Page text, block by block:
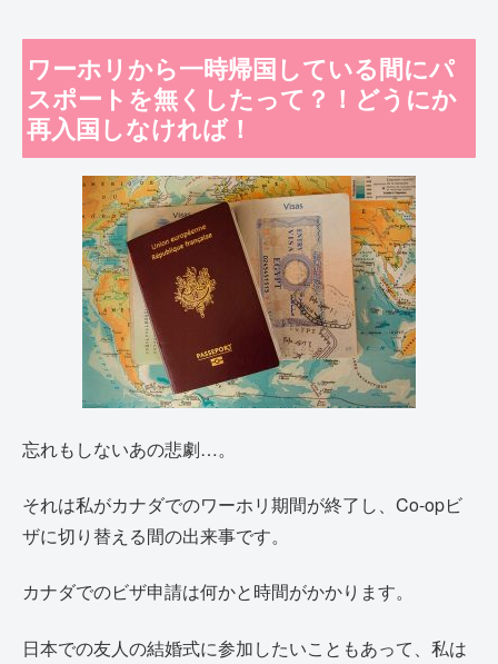
ワーホリから一時帰国している間にパ
スポートを無くしたって？！どうにか
再入国しなければ！
忘れもしないあの悲劇…。
それは私がカナダでのワーホリ期間が終了し、Co-opビ
ザに切り替える間の出来事です。
カナダでのビザ申請は何かと時間がかかります。
日本での友人の結婚式に参加したいこともあって、私は